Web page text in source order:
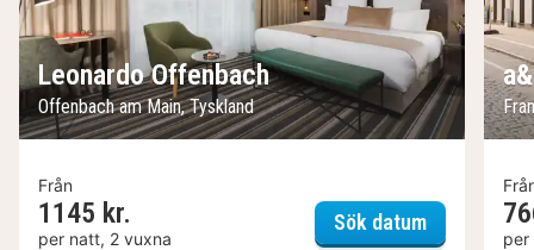
Leonardo Offenbach
Offenbach am Main, Tyskland
Från
1145 kr.
per natt, 2 vuxna
Sök datumLeonardo
per